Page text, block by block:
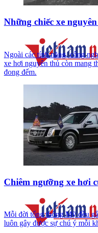
Những chiếc xe
Ngoài các tính năng, công
xe hơi nguyên thủ còn mang
đong đếm.
Chiêm ngưỡng xe hơi
Mỗi đời tổng thống Mỹ đều
luôn gây được sự chú ý mỗi